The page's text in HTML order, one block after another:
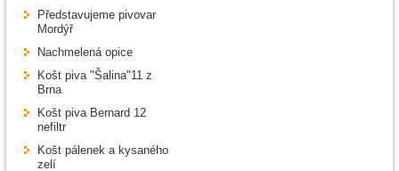
Představujeme pivovar
Mordýř
Nachmelená opice
Košt piva "Šalina"11 z
Brna
Košt piva Bernard 12
nefiltr
Košt pálenek a kysaného
zelí